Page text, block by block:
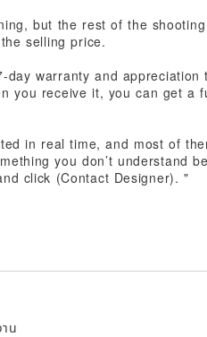
but the rest of the
selling price.
day warranty and
you receive it, you can get a
in real time, and most of
you don’t understand
click (Contact Designer). "
น